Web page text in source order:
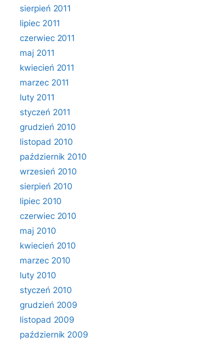
sierpień 2011
lipiec 2011
czerwiec 2011
maj 2011
kwiecień 2011
marzec 2011
luty 2011
styczeń 2011
grudzień 2010
listopad 2010
październik 2010
wrzesień 2010
sierpień 2010
lipiec 2010
czerwiec 2010
maj 2010
kwiecień 2010
marzec 2010
luty 2010
styczeń 2010
grudzień 2009
listopad 2009
październik 2009